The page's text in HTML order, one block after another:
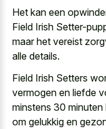
Het kan een
Field Irish Setter-
maar het vereist
alle details.
Field Irish Setters
vermogen en liefde
minstens 30
om gelukkig en